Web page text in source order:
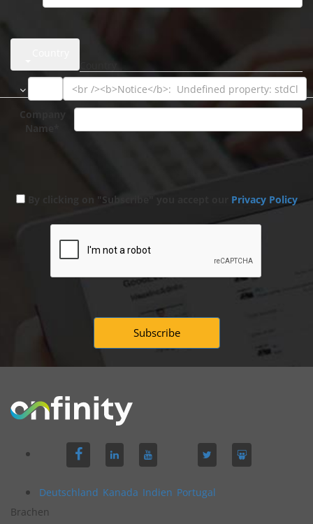
Company
Name*
By clicking on "Subscribe" you accept our Privacy Policy
Deutschland Kanada Indien Portugal
Brachen